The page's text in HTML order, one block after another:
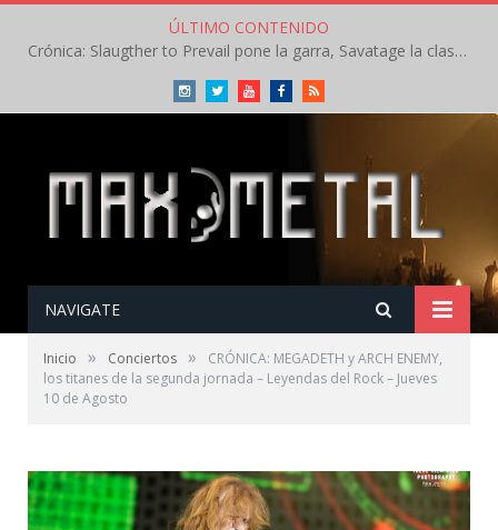
ÚLTIMO CONTENIDO
Concierto de Anette Olzon en Agosto en Madrid tocando temas de Nightwish
InstagramTwitterYoutubeFacebookRSS
NAVIGATE
Inicio » Conciertos »
CRÓNICA: MEGADETH y ARCH ENEMY,
los titanes de la segunda jornada – Leyendas del Rock – Jueves
10 de Agosto